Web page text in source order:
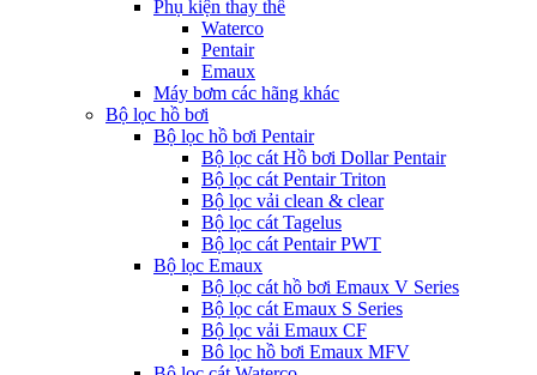
Phụ kiện thay thế
Waterco
Pentair
Emaux
Máy bơm các hãng khác
Bộ lọc hồ bơi
Bộ lọc hồ bơi Pentair
Bộ lọc cát Hồ bơi Dollar Pentair
Bộ lọc cát Pentair Triton
Bộ lọc vải clean & clear
Bộ lọc cát Tagelus
Bộ lọc cát Pentair PWT
Bộ lọc Emaux
Bộ lọc cát hồ bơi Emaux V Series
Bộ lọc cát Emaux S Series
Bộ lọc vải Emaux CF
Bô lọc hồ bơi Emaux MFV